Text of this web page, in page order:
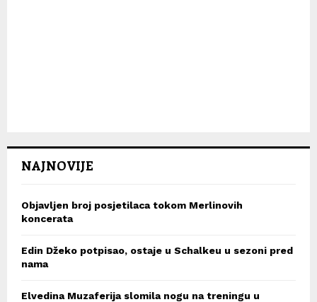
NAJNOVIJE
Objavljen broj posjetilaca tokom Merlinovih
koncerata
Edin Džeko potpisao, ostaje u Schalkeu u sezoni pred
nama
Elvedina Muzaferija slomila nogu na treningu u